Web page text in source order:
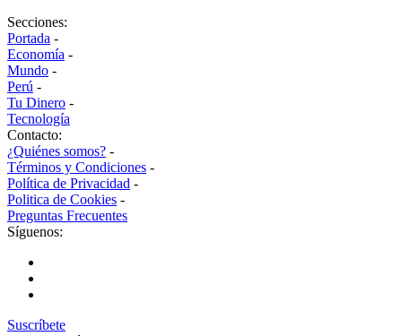
Secciones:
Portada -
Economía -
Mundo -
Perú -
Tu Dinero -
Tecnología
Contacto:
¿Quiénes somos? -
Términos y Condiciones -
Política de Privacidad -
Politica de Cookies -
Preguntas Frecuentes
Síguenos:
Suscríbete